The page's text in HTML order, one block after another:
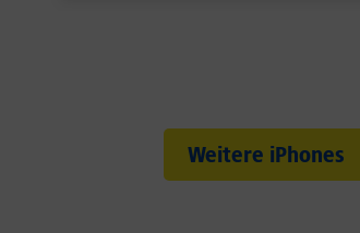
Weitere iPhones